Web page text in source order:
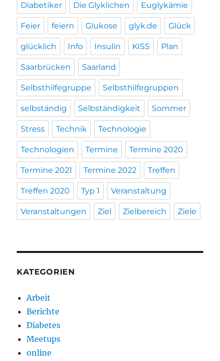
Diabetiker Die Glyklichen Euglykämie
Feier feiern Glukose glyk.de Glück
glücklich Info Insulin KISS Plan
Saarbrücken Saarland
Selbsthilfegruppe Selbsthilfegruppen
selbständig Selbständigkeit Sommer
Stress Technik Technologie
Technologien Termine Termine 2020
Termine 2021 Termine 2022 Treffen
Treffen 2020 Typ 1 Veranstaltung
Veranstaltungen Ziel Zielbereich Ziele
KATEGORIEN
Arbeit
Berichte
Diabetes
Meetups
online